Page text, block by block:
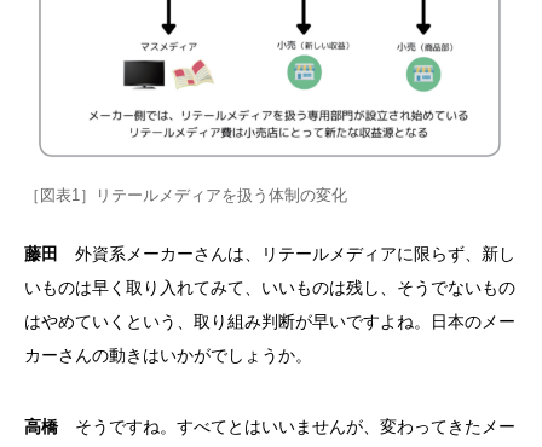
［図表1］リテールメディアを扱う体制の変化
藤田
外資系メーカーさんは、リテールメディアに限らず、新し
いものは早く取り入れてみて、いいものは残し、そうでないもの
はやめていくという、取り組み判断が早いですよね。日本のメー
カーさんの動きはいかがでしょうか。
高橋 そうですね。すべてとはいいませんが、変わってきたメー